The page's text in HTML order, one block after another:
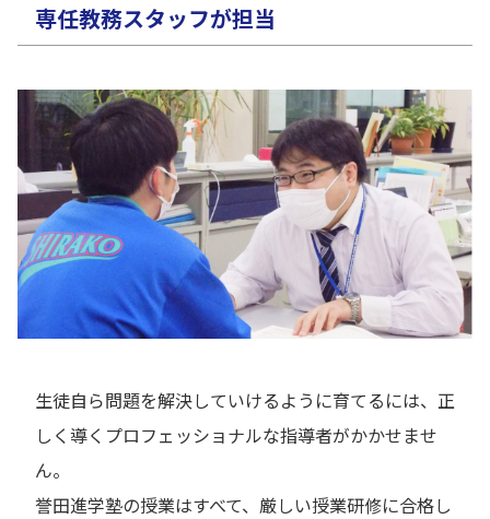
専任教務スタッフが担当
生徒自ら問題を解決していけるように育てるには、正
しく導くプロフェッショナルな指導者がかかせませ
ん。
誉田進学塾の授業はすべて、厳しい授業研修に合格し